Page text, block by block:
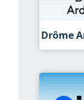
Drôme